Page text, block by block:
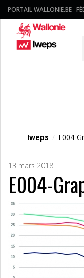
PORTAIL WALLONIE.BE
Iweps / E004-
13 mars 2018
E004-